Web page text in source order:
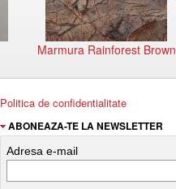
Marmura Rainforest Brown
Politica de confidentialitate
ABONEAZA-TE LA NEWSLETTER
Adresa e-mail